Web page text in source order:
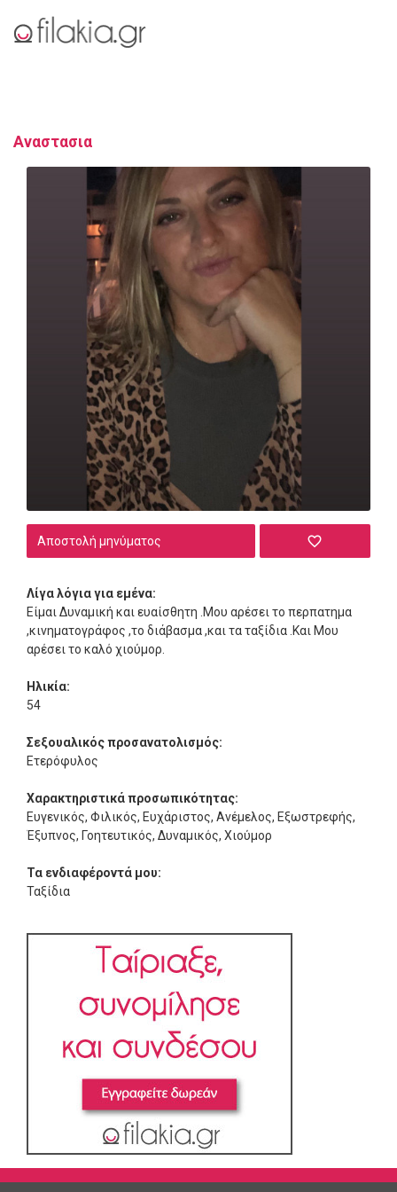
Αναστασια
Αποστολή μηνύματος
Λίγα λόγια για εμένα:
Είμαι Δυναμική και ευαίσθητη .Μου αρέσει το περπατημα
,κινηματογράφος ,το διάβασμα ,και τα ταξίδια .Και Μου
αρέσει το καλό χιούμορ.
Ηλικία:
54
Σεξουαλικός προσανατολισμός:
Ετερόφυλος
Χαρακτηριστικά προσωπικότητας:
Ευγενικός, Φιλικός, Ευχάριστος, Ανέμελος, Εξωστρεφής,
Έξυπνος, Γοητευτικός, Δυναμικός, Χιούμορ
Τα ενδιαφέροντά μου:
Ταξίδια